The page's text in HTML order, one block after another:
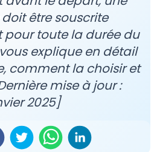
être souscrite
toute la durée du
explique en détail
comment la choisir et
mise à jour :
2025]